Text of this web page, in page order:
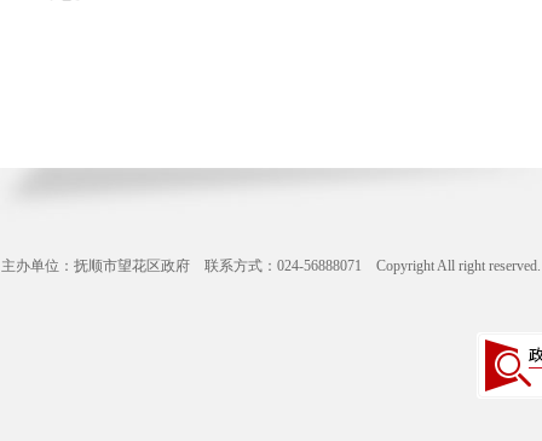
主办单位：抚顺市望花区政府 联系方式：024-56888071 Copyright All right